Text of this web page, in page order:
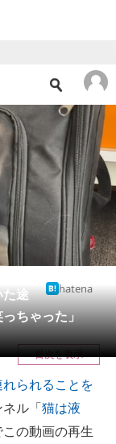
た途
ちゃった」
hatena
目次を表示
られることを
ル「 猫は液
の動画の再生